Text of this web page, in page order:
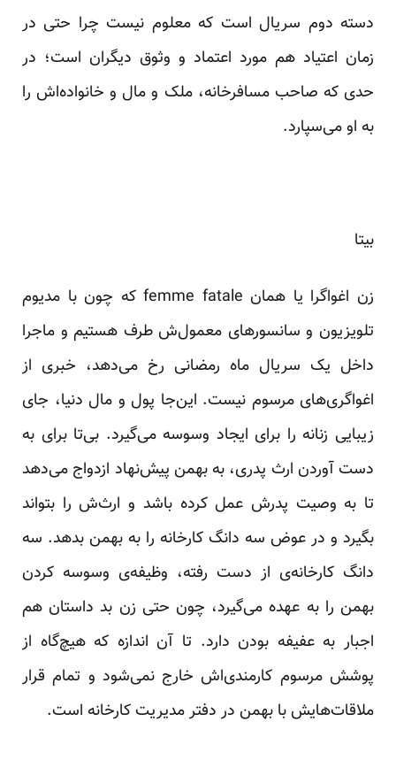
دسته دوم سریال است که معلوم نیست چرا حتی در
زمان اعتیاد هم مورد اعتماد و وثوق دیگران است؛ در
حدی که صاحب مسافرخانه، ملک و مال و خانواده‌اش را
به او می‌سپارد.
بیتا
زن اغواگرا یا همان femme fatale که چون با مدیوم
تلویزیون و سانسورهای معمول‌ش طرف هستیم و ماجرا
داخل یک سریال ماه رمضانی رخ می‌دهد، خبری از
اغواگری‌های مرسوم نیست. این‌جا پول و مال دنیا، جای
زیبایی زنانه را برای ایجاد وسوسه می‌گیرد. بی‌تا برای به
دست آوردن ارث پدری، به بهمن پیش‌نهاد ازدواج می‌دهد
تا به وصیت پدرش عمل کرده باشد و ارث‌ش را بتواند
بگیرد و در عوض سه دانگ کارخانه را به بهمن بدهد. سه
دانگ کارخانه‌ی از دست رفته، وظیفه‌ی وسوسه‌ کردن
بهمن را به عهده می‌گیرد، چون حتی زن بد داستان هم
اجبار به عفیفه بودن دارد. تا آن اندازه که هیچ‌گاه از
پوشش مرسوم کارمندی‌اش خارج نمی‌شود و تمام قرار
ملاقات‌هایش با بهمن در دفتر مدیریت کارخانه است.